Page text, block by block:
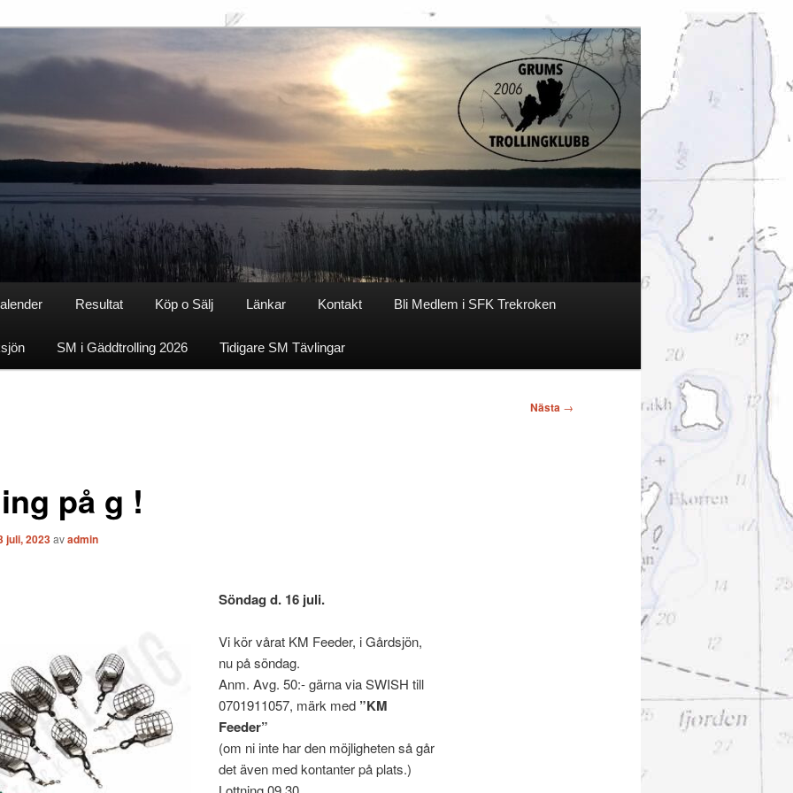
Resultat Köp o Sälj Länkar Kontakt Bli Medlem i SFK Trekroken
SM i Gäddtrolling 2026 Tidigare SM Tävlingar
Nästa →
på g !
juli, 2023avadmin
Söndag d. 16 juli.
Vi kör vårat KM Feeder, i Gårdsjön,
nu på söndag.
Anm. Avg. 50:- gärna via SWISH till
0701911057, märk med ”KM
Feeder”
(om ni inte har den möjligheten så går
det även med kontanter på plats.)